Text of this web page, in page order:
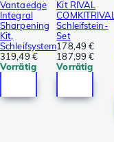
Vantaedge
Integral
Sharpening
Kit,
Schleifsystem
319,49 €
Vorrätig
Kit RIVAL
COMKITRIVAL
Schleifstein-
Set
178,49 €
187,99 €
Vorrätig